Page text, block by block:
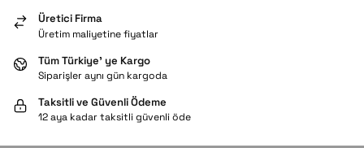
Üretici Firma
Üretim maliyetine fiyatlar
Tüm Türkiye’ ye Kargo
Siparişler aynı gün kargoda
Taksitli ve Güvenli Ödeme
12 aya kadar taksitli güvenli öde